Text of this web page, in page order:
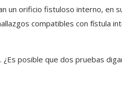
un orificio fistuloso interno, en
compatibles con fístula
¿Es posible que dos pruebas